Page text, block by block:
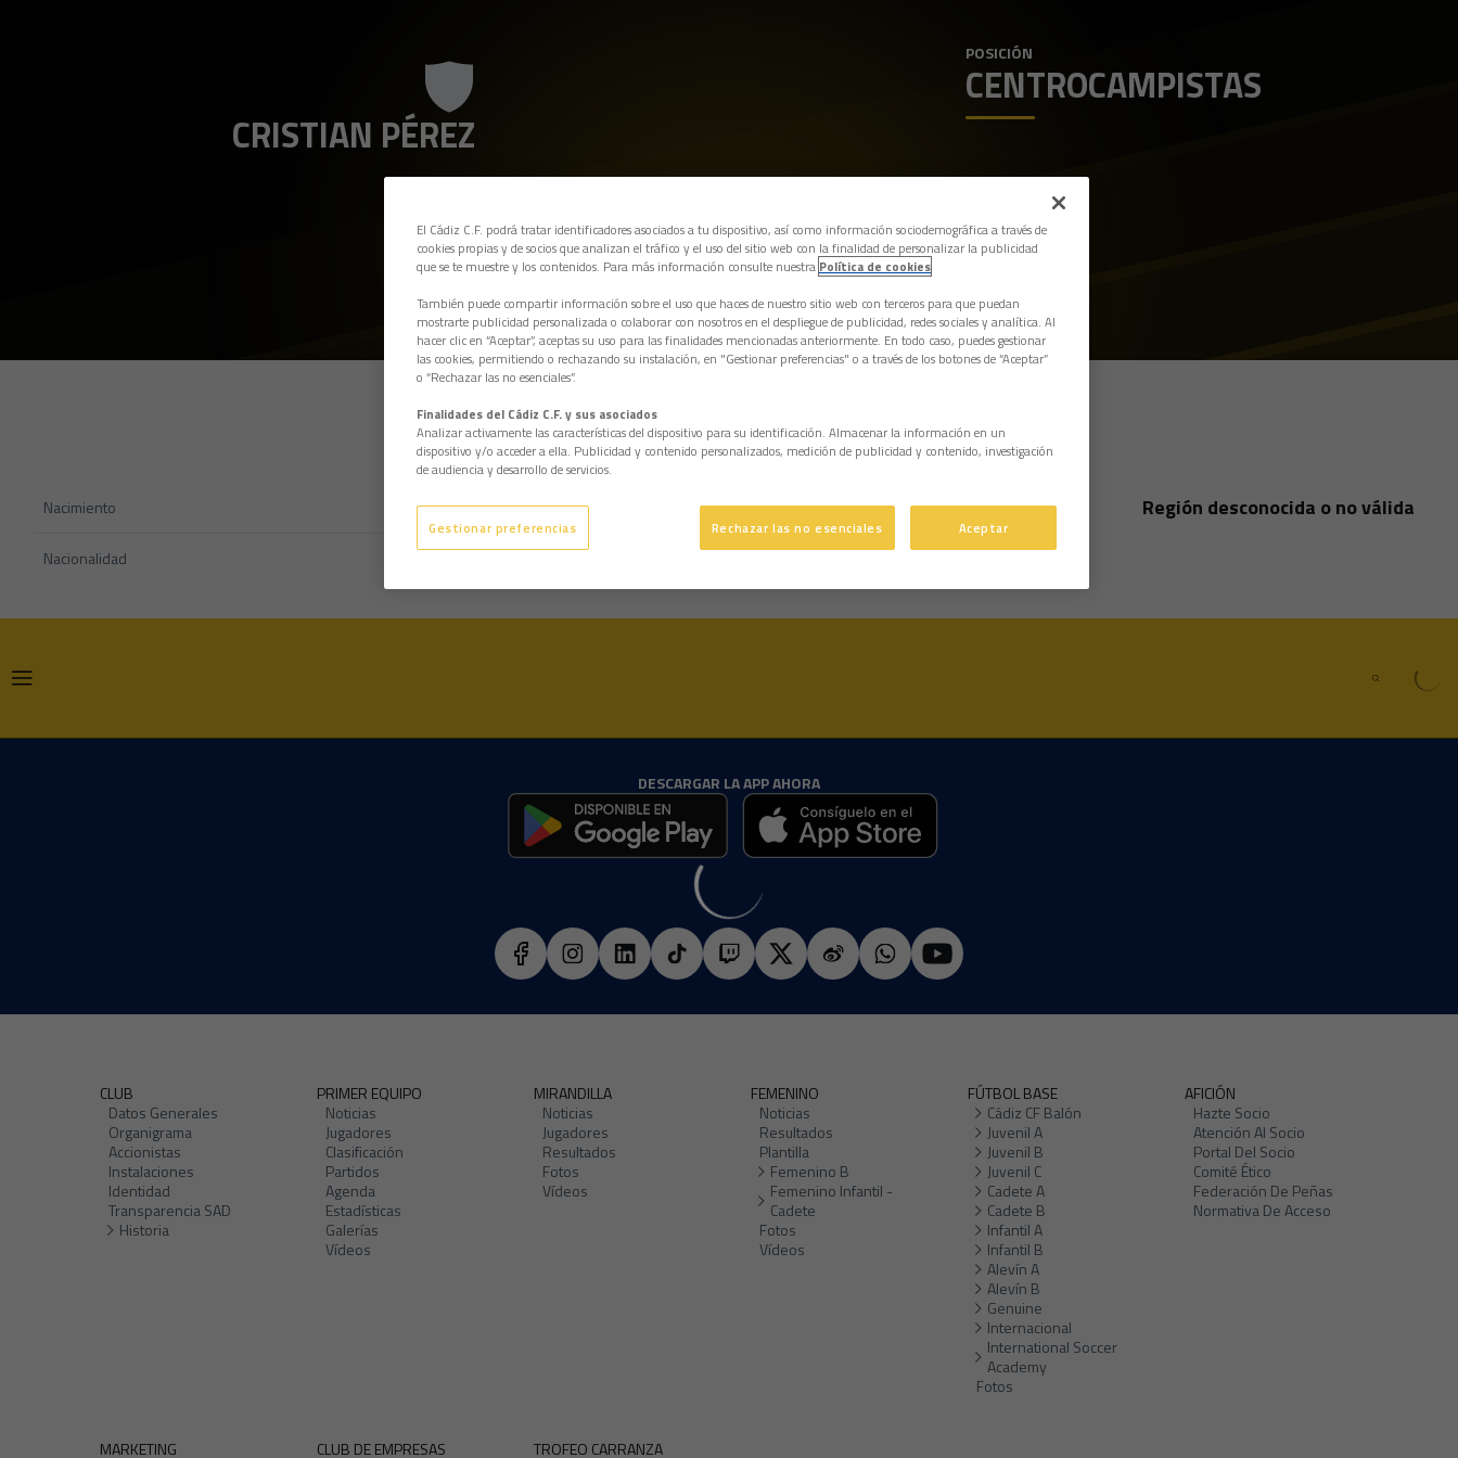
CRISTIAN PÉREZ
POSICIÓN
CENTROCAMPISTAS
Nacimiento Edad 3 años País Región desconocida o no válida
Nacionalidad
DESCARGAR LA APP AHORA
CLUB
Datos Generales
Organigrama
Accionistas
Instalaciones
Identidad
Transparencia SAD
Historia
PRIMER EQUIPO
Noticias
Jugadores
Clasificación
Partidos
Agenda
Estadísticas
Galerías
Vídeos
MIRANDILLA
Noticias
Jugadores
Resultados
Fotos
Vídeos
FEMENINO
Noticias
Resultados
Plantilla
Femenino B
Femenino Infantil -
Cadete
Fotos
Vídeos
FÚTBOL BASE
Cádiz CF Balón
Juvenil A
Juvenil B
Juvenil C
Cadete A
Cadete B
Infantil A
Infantil B
Alevín A
Alevín B
Genuine
Internacional
International Soccer
Academy
Fotos
AFICIÓN
Hazte Socio
Atención Al Socio
Portal Del Socio
Comité Ético
Federación De Peñas
Normativa De Acceso
MARKETING
CLUB DE EMPRESAS
TROFEO CARRANZA
El Cádiz C.F. podrá tratar identificadores asociados a tu dispositivo, así como información sociodemográfica a través de
cookies propias y de socios que analizan el tráfico y el uso del sitio web con la finalidad de personalizar la publicidad
que se te muestre y los contenidos. Para más información consulte nuestra Política de cookies
También puede compartir información sobre el uso que haces de nuestro sitio web con terceros para que puedan
mostrarte publicidad personalizada o colaborar con nosotros en el despliegue de publicidad, redes sociales y analítica. Al
hacer clic en “Aceptar”, aceptas su uso para las finalidades mencionadas anteriormente. En todo caso, puedes gestionar
las cookies, permitiendo o rechazando su instalación, en "Gestionar preferencias" o a través de los botones de “Aceptar”
o “Rechazar las no esenciales”.
Finalidades del Cádiz C.F. y sus asociados
Analizar activamente las características del dispositivo para su identificación. Almacenar la información en un
dispositivo y/o acceder a ella. Publicidad y contenido personalizados, medición de publicidad y contenido, investigación
de audiencia y desarrollo de servicios.
Gestionar preferencias Rechazar las no esenciales Aceptar